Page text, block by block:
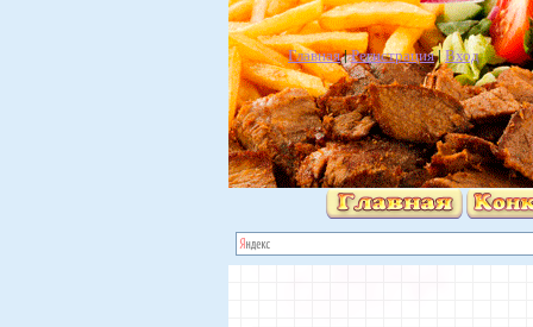
Главная|Регистрация|Вход